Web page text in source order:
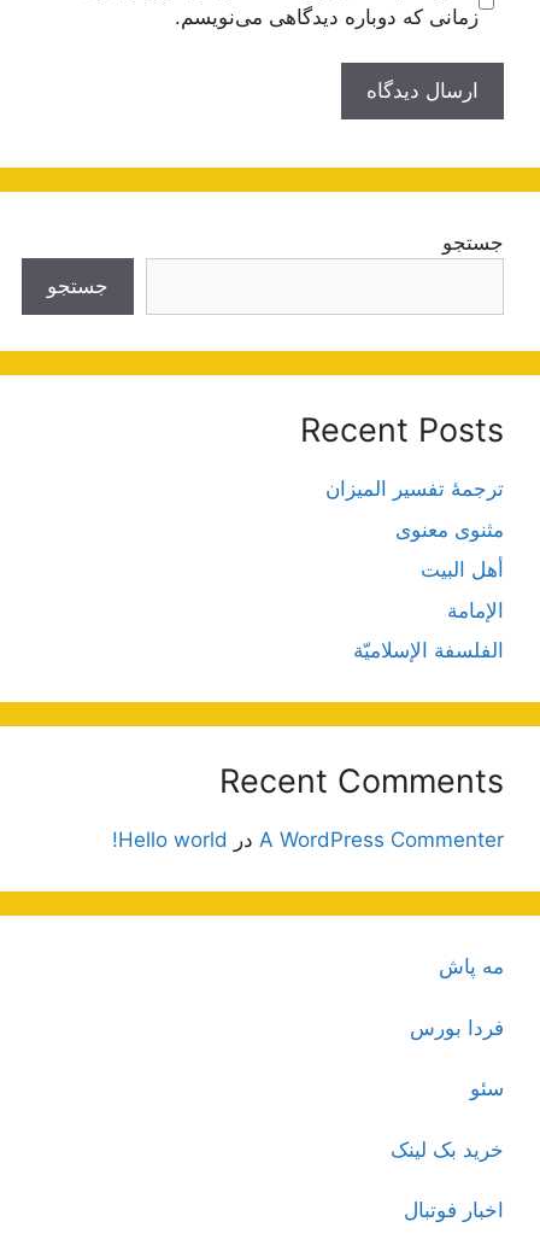
زمانی که دوباره دیدگاهی می‌نویسم.
جستجو
جستجو
Recent Posts
ترجمۀ تفسیر المیزان
مثنوی معنوی
أهل البيت
الإمامة
الفلسفة الإسلاميّة
Recent Comments
A WordPress Commenter در Hello world!
مه پاش
فردا بورس
سئو
خرید بک لینک
اخبار فوتبال